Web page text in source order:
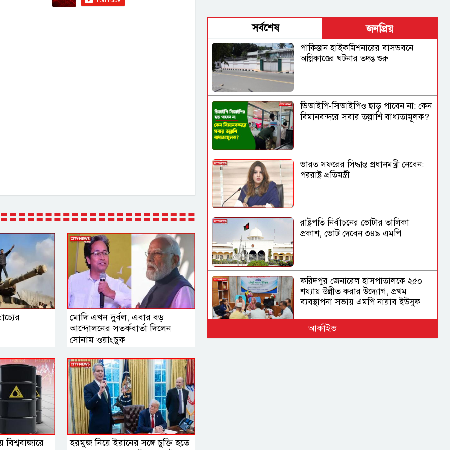
মোদি এখন দুর্বল, এবার বড়
আন্দোলনের সতর্কবার্তা দিলেন
সোনাম ওয়াংচুক
হরমুজ নিয়ে ইরানের সঙ্গে চুক্তি হতে
সর্বশেষ জনপ্রিয়
পাকিস্তান হাইকমিশনারের বাসভবনে
অগ্নিকাণ্ডের ঘটনার তদন্ত শুরু
ভিআইপি-সিআইপিও ছাড় পাবেন না: কেন
বিমানবন্দরে সবার তল্লাশি বাধ্যতামূলক?
ভারত সফরের সিদ্ধান্ত প্রধানমন্ত্রী নেবেন:
পররাষ্ট্র প্রতিমন্ত্রী
রাষ্ট্রপতি নির্বাচনের ভোটার তালিকা
প্রকাশ, ভোট দেবেন ৩৪৯ এমপি
ফরিদপুর জেনারেল হাসপাতালকে ২৫০
শয্যায় উন্নীত করার উদ্যোগ, প্রথম
ব্যবস্থাপনা সভায় এমপি নায়াব ইউসুফ
বিমানবন্দরের নিরাপত্তা
আর্কাইভ